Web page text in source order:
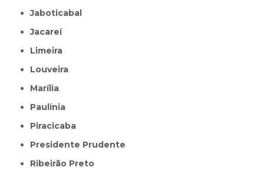
Jaboticabal
Jacareí
Limeira
Louveira
Marília
Paulínia
Piracicaba
Presidente Prudente
Ribeirão Preto